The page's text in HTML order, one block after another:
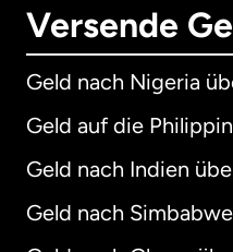
Versende
Geld nach Nigeria
Geld auf die
Geld nach Indien
Geld nach